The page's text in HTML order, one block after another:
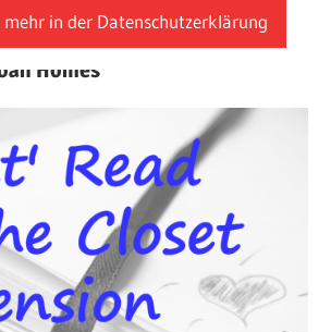
Homes
mehr in der Datenschutzerklärung